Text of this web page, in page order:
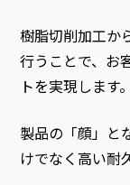
樹脂切削加工か
行うことで、お
トを実現します。
製品の「顔」と
けでなく高い耐